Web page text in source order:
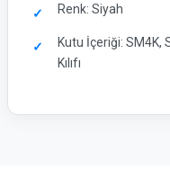
Renk: Siyah
Kutu İçeriği: SM4K,
Kılıfı